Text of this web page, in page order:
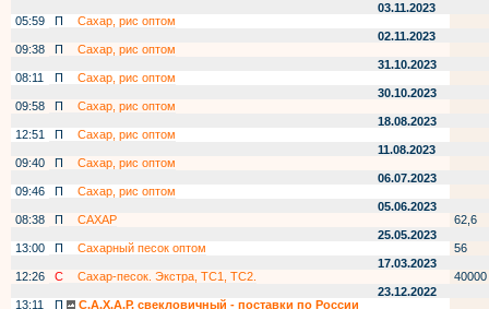
03.11.2023
05:59
П
Сахар, рис оптом
02.11.2023
09:38
П
Сахар, рис оптом
31.10.2023
08:11
П
Сахар, рис оптом
30.10.2023
09:58
П
Сахар, рис оптом
18.08.2023
12:51
П
Сахар, рис оптом
11.08.2023
09:40
П
Сахар, рис оптом
06.07.2023
09:46
П
Сахар, рис оптом
05.06.2023
08:38
П САХАР
62,6
25.05.2023
13:00
П Сахарный песок оптом
56
17.03.2023
12:26
С Сахар-песок. Экстра, ТС1, ТС2.
40000
23.12.2022
13:11
П
С.А.Х.А.Р. свекловичный - поставки по России